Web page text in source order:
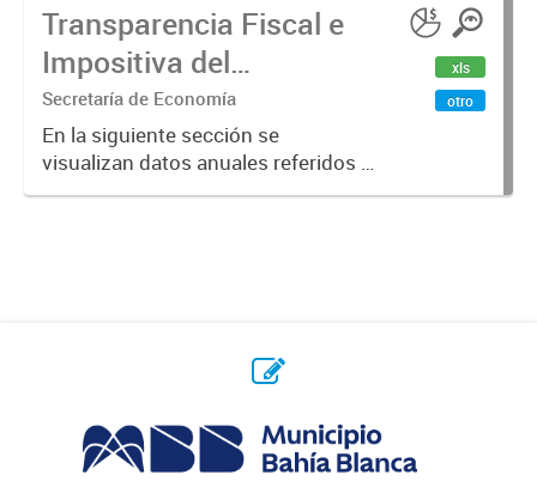
Transparencia Fiscal e
Impositiva del
Municipio. Año 2023
Secretaría de Economía
En la siguiente sección se
visualizan datos anuales referidos a
la transparencia fiscal e impositiva
xls
otro